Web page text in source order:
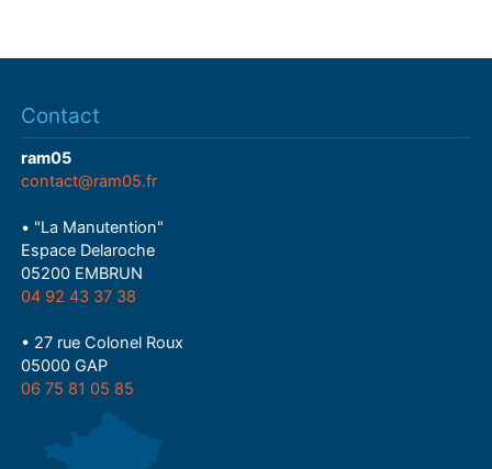
Contact
ram05
contact@ram05.fr
• "La Manutention"
Espace Delaroche
05200 EMBRUN
04 92 43 37 38
• 27 rue Colonel Roux
05000 GAP
06 75 81 05 85